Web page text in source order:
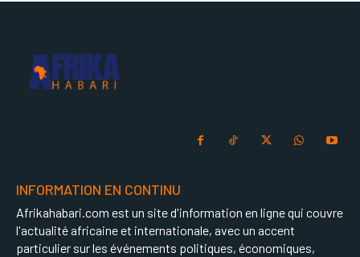
INFORMATION EN CONTINU
Afrikahabari.com est un site d'information en ligne qui couvre
l'actualité africaine et internationale, avec un accent
particulier sur les événements politiques, économiques,